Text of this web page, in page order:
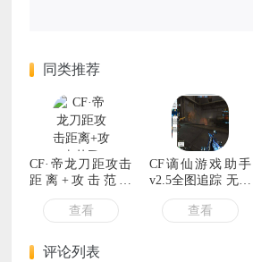
同类推荐
CF·帝龙刀距攻击
距离+攻击范围
v12.20
查看
CF谪仙游戏助手
v2.5全图追踪 无限
榴弹-破解版
查看
评论列表